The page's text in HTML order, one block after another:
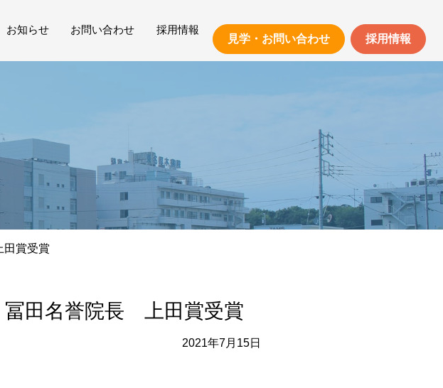
お知らせ
イベント
お問い合わせ 採用情報
周辺環境について
見学・お問い合わせ 採用情報
賞受賞
冨田名誉院長 上田賞受賞
2021年7月15日